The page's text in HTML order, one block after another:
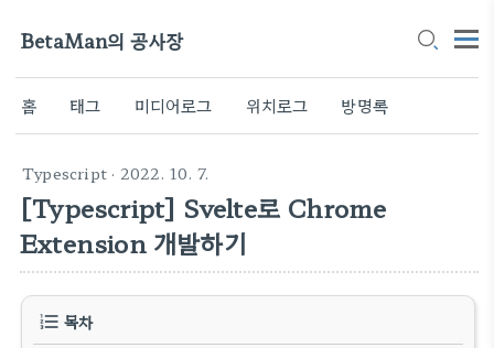
BetaMan의 공사장
홈 태그 미디어로그 위치로그 방명록
Typescript · 2022. 10. 7.
[Typescript] Svelte로 Chrome
Extension 개발하기
목차